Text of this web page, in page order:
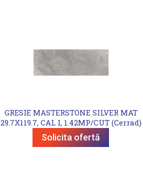
GRESIE MASTERSTONE SILVER MAT
29.7X119.7, CAL I, 1.42MP/CUT (Cerrad)
Solicita ofertă